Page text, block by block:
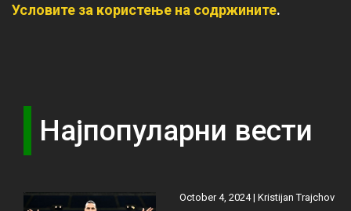
Условите за користење на содржините.
Најпопуларни вести
October 4, 2024 |Kristijan Trajchov